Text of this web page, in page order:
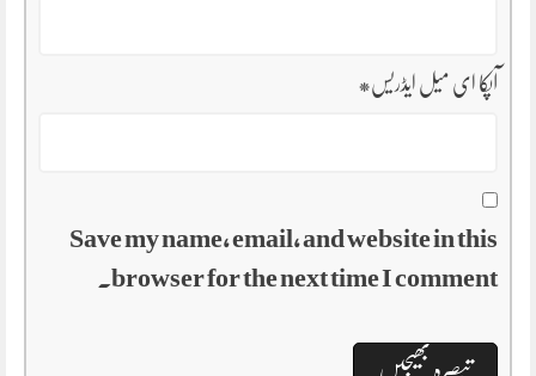
آپکا ای میل ایڈریس*
Save my name, email, and website in this
browser for the next time I comment.